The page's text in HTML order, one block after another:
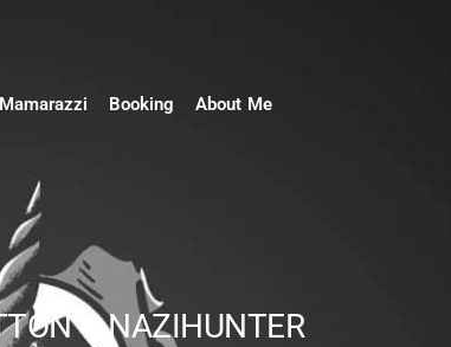
Booking About Me
– NAZIHUNTER